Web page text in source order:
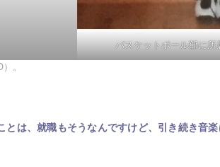
バスケットボール部に
。
は、就職もそうなんですけど、引き続き音